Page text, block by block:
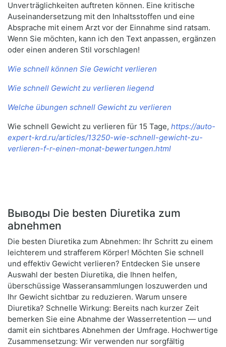
Unverträglichkeiten auftreten können. Eine kritische
Auseinandersetzung mit den Inhaltsstoffen und eine
Absprache mit einem Arzt vor der Einnahme sind ratsam.
Wenn Sie möchten, kann ich den Text anpassen, ergänzen
oder einen anderen Stil vorschlagen!
Wie schnell können Sie Gewicht verlieren
Wie schnell Gewicht zu verlieren liegend
Welche übungen schnell Gewicht zu verlieren
Wie schnell Gewicht zu verlieren für 15 Tage, https://auto-
expert-krd.ru/articles/13250-wie-schnell-gewicht-zu-
verlieren-f-r-einen-monat-bewertungen.html
Выводы Die besten Diuretika zum
abnehmen
Die besten Diuretika zum Abnehmen: Ihr Schritt zu einem
leichterem und strafferem Körper! Möchten Sie schnell
und effektiv Gewicht verlieren? Entdecken Sie unsere
Auswahl der besten Diuretika, die Ihnen helfen,
überschüssige Wasseransammlungen loszuwerden und
Ihr Gewicht sichtbar zu reduzieren. Warum unsere
Diuretika? Schnelle Wirkung: Bereits nach kurzer Zeit
bemerken Sie eine Abnahme der Wasserretention — und
damit ein sichtbares Abnehmen der Umfrage. Hochwertige
Zusammensetzung: Wir verwenden nur sorgfältig